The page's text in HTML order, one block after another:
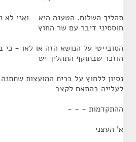
תהליך השלום. הטענה היא - ואני לא
חוססיני דיבר עם שר החוץ
הסובייטי על הנושא הזה או לאו -
הוזכר שבתוקף התהליך יש
נסיון ללחוץ על ברית המועצות
לעלייה בהתאם לקצב
ההתקדמות - - -
א' העצני